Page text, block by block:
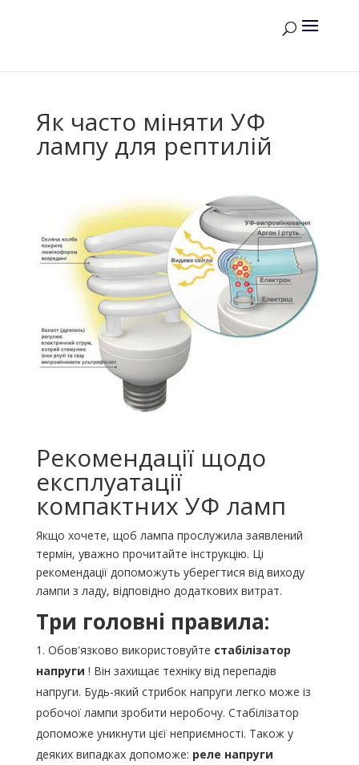
Як часто міняти УФ
лампу для рептилій
Рекомендації щодо
експлуатації
компактних УФ ламп
Якщо хочете, щоб лампа прослужила заявлений
термін, уважно прочитайте інструкцію. Ці
рекомендації допоможуть уберегтися від виходу
лампи з ладу, відповідно додаткових витрат.
Три головні правила:
Обов'язково використовуйте стабілізатор
напруги ! Він захищає техніку від перепадів
напруги. Будь-який стрибок напруги легко може із
робочої лампи зробити неробочу. Стабілізатор
допоможе уникнути цієї неприємності. Також у
деяких випадках допоможе: реле напруги